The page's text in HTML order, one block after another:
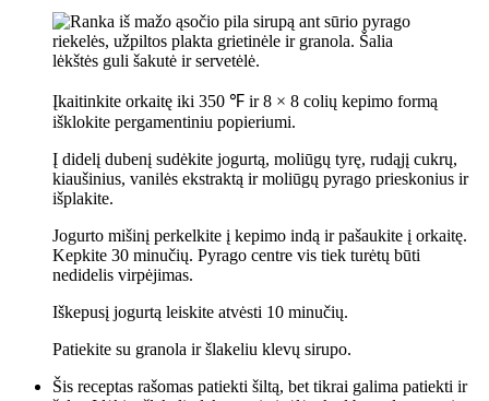
Įkaitinkite orkaitę iki 350 ℉ ir 8 × 8 colių kepimo formą
išklokite pergamentiniu popieriumi.
Į didelį dubenį sudėkite jogurtą, moliūgų tyrę, rudąjį cukrų,
kiaušinius, vanilės ekstraktą ir moliūgų pyrago prieskonius ir
išplakite.
Jogurto mišinį perkelkite į kepimo indą ir pašaukite į orkaitę.
Kepkite 30 minučių. Pyrago centre vis tiek turėtų būti
nedidelis virpėjimas.
Iškepusį jogurtą leiskite atvėsti 10 minučių.
Patiekite su granola ir šlakeliu klevų sirupo.
Šis receptas rašomas patiekti šiltą, bet tikrai galima patiekti ir